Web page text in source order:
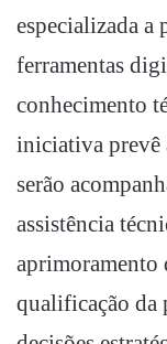
especializada a
ferramentas
conhecimento
iniciativa prevê
serão
assistência
aprimoramento
qualificação da